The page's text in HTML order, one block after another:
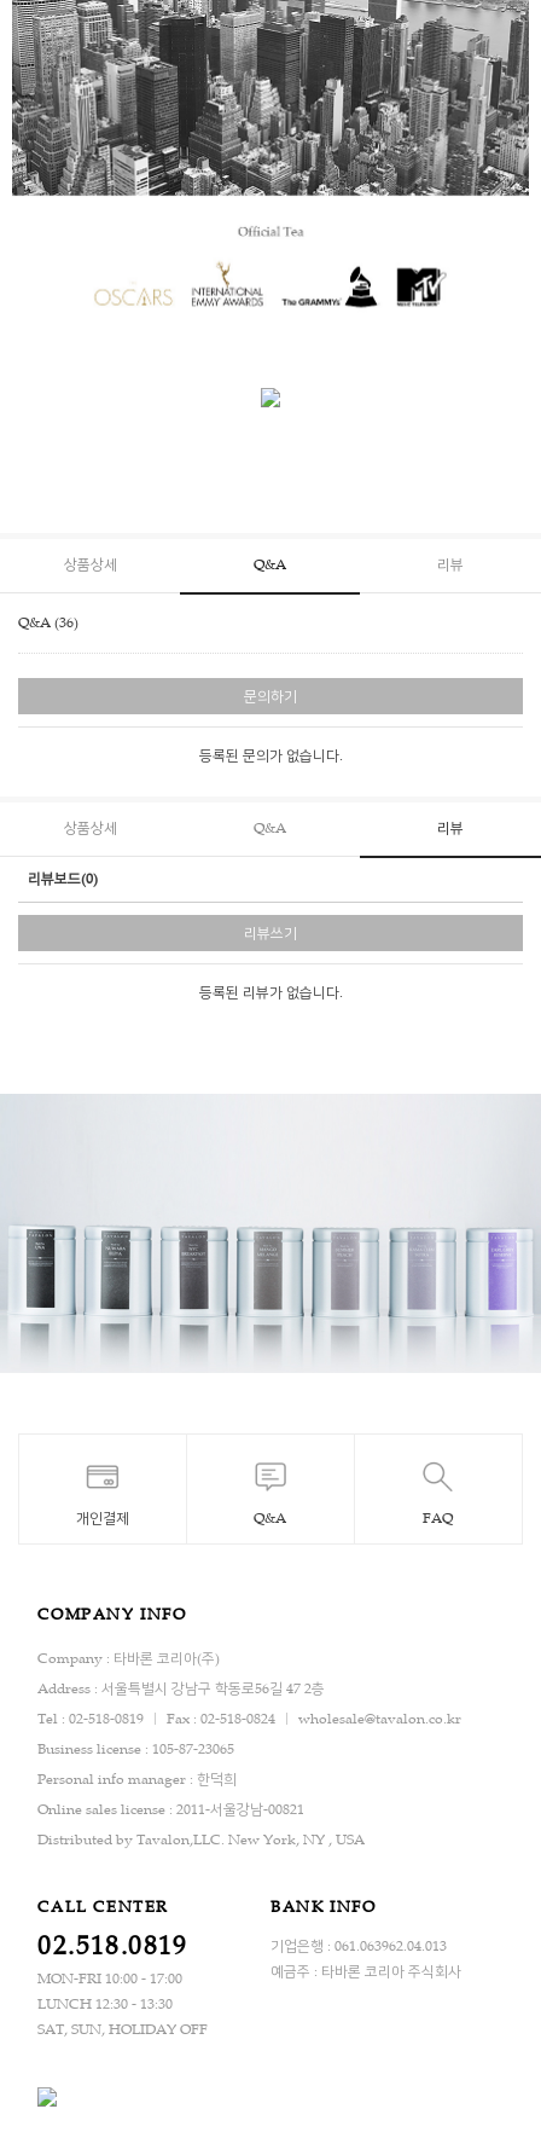
상품상세 Q&A 리뷰
Q&A (36)
문의하기
등록된 문의가 없습니다.
상품상세 Q&A 리뷰
리뷰보드(0)
리뷰쓰기
등록된 리뷰가 없습니다.
개인결제 Q&A FAQ
COMPANY INFO
Company : 타바론 코리아(주)
Address : 서울특별시 강남구 학동로56길 47 2층
Tel : 02-518-0819
Fax : 02-518-0824
wholesale@tavalon.co.kr
Business license : 105-87-23065
Personal info manager : 한덕희
Online sales license : 2011-서울강남-00821
Distributed by Tavalon,LLC. New York, NY , USA
CALL CENTER
02.518.0819
MON-FRI 10:00 - 17:00
LUNCH 12:30 - 13:30
SAT, SUN, HOLIDAY OFF
BANK INFO
기업은행 : 061.063962.04.013
예금주 : 타바론 코리아 주식회사